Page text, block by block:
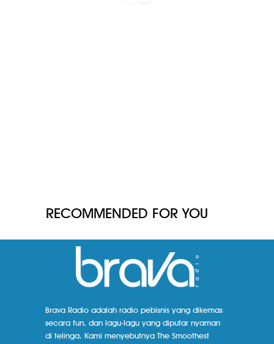
RECOMMENDED FOR YOU
Brava Radio adalah radio pebisnis yang dikemas
secara fun, dan lagu-lagu yang diputar nyaman
di telinga. Kami menyebutnya The Smoothest